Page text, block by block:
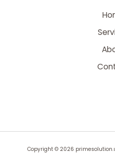
Copyright © 2026